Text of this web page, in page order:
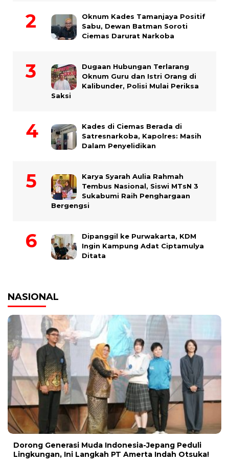
Oknum Kades Tamanjaya Positif
Sabu, Dewan Batman Soroti
Ciemas Darurat Narkoba
Dugaan Hubungan Terlarang
Oknum Guru dan Istri Orang di
Kalibunder, Polisi Mulai Periksa
Saksi
Kades di Ciemas Berada di
Satresnarkoba, Kapolres: Masih
Dalam Penyelidikan
Karya Syarah Aulia Rahmah
Tembus Nasional, Siswi MTsN 3
Sukabumi Raih Penghargaan
Bergengsi
Dipanggil ke Purwakarta, KDM
Ingin Kampung Adat Ciptamulya
Ditata
NASIONAL
Dorong Generasi Muda Indonesia-Jepang Peduli
Lingkungan, Ini Langkah PT Amerta Indah Otsuka!